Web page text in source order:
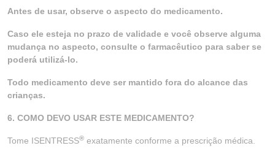
Antes de usar, observe o aspecto do medicamento.
Caso ele esteja no prazo de validade e você observe alguma
mudança no aspecto, consulte o farmacêutico para saber se
poderá utilizá-lo.
Todo medicamento deve ser mantido fora do alcance das
crianças.
6. COMO DEVO USAR ESTE MEDICAMENTO?
Tome ISENTRESS® exatamente conforme a prescrição médica.